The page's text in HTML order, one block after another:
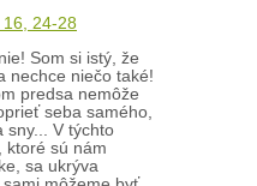
24-28
Som si istý, že
nechce niečo také!
predsa nemôže
seba samého,
sny... V týchto
ktoré sú nám
sa ukrýva